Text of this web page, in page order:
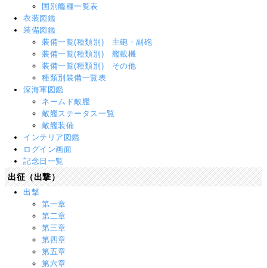
国別艦種一覧表
衣装図鑑
装備図鑑
装備一覧(種類別) 主砲・副砲
装備一覧(種類別) 艦載機
装備一覧(種類別) その他
種類別装備一覧表
深海軍図鑑
ネームド敵艦
敵艦ステータス一覧
敵艦装備
インテリア図鑑
ログイン画面
記念日一覧
出征（出撃）
出撃
第一章
第二章
第三章
第四章
第五章
第六章